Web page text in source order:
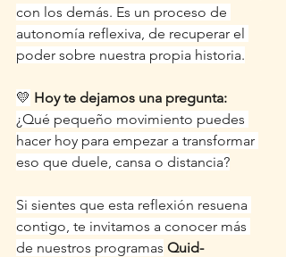
con los demás. Es un proceso de
autonomía reflexiva, de recuperar el
poder sobre nuestra propia historia.
💛 Hoy te dejamos una pregunta:
¿Qué pequeño movimiento puedes
hacer hoy para empezar a transformar
eso que duele, cansa o distancia?
Si sientes que esta reflexión resuena
contigo, te invitamos a conocer más
de nuestros programas Quid-